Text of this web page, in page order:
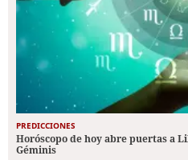
PREDICCIONES
Horóscopo de hoy abre puertas a
Géminis